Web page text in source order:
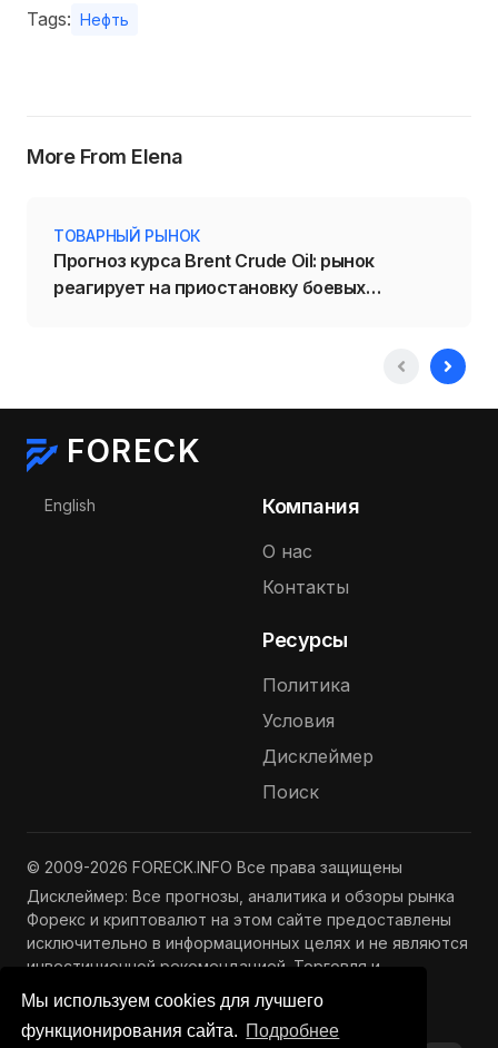
Мы используем cookies для лучшего
функционирования сайта. Подробнее
Tags: Нефть
More From Elena
ТОВАРНЫЙ РЫНОК
Прогноз курса Brent Crude Oil: рынок
реагирует на приостановку боевых
FORECK
Выберите язык
English Компания
О нас
Контакты
Ресурсы
Политика
Условия
Дисклеймер
Поиск
© 2009-2026 FORECK.INFO Все права защищены
Дисклеймер: Все прогнозы, аналитика и обзоры рынка
Форекс и криптовалют на этом сайте предоставлены
исключительно в информационных целях и не являются
инвестиционной рекомендацией. Торговля и
инвестиции связаны с риском потери капитала.
Подробнее —Полный дисклеймер